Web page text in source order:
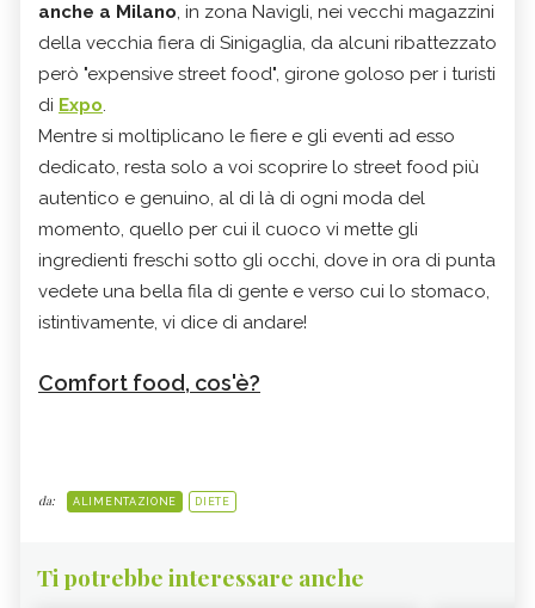
anche a Milano, in zona Navigli, nei vecchi magazzini
della vecchia fiera di Sinigaglia, da alcuni ribattezzato
però "expensive street food", girone goloso per i turisti
di Expo.
Mentre si moltiplicano le fiere e gli eventi ad esso
dedicato, resta solo a voi scoprire lo street food più
autentico e genuino, al di là di ogni moda del
momento, quello per cui il cuoco vi mette gli
ingredienti freschi sotto gli occhi, dove in ora di punta
vedete una bella fila di gente e verso cui lo stomaco,
istintivamente, vi dice di andare!
Comfort food, cos'è?
da: ALIMENTAZIONE DIETE
Ti potrebbe interessare anche